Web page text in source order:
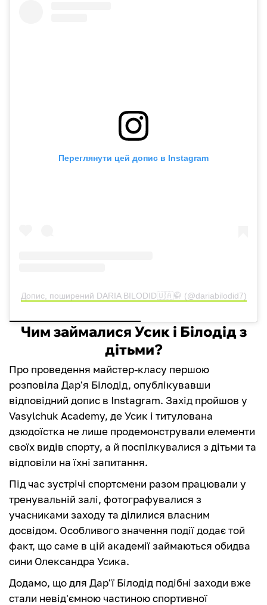
Переглянути цей допис в Instagram
Допис, поширений DARIA BILODID🇺🇦🥋 (@dariabilodid7)
Чим займалися Усик і Білодід з
дітьми?
Про проведення майстер-класу першою
розповіла Дар'я Білодід, опублікувавши
відповідний допис в Instagram. Захід пройшов у
Vasylchuk Academy, де Усик і титулована
дзюдоїстка не лише продемонстрували елементи
своїх видів спорту, а й поспілкувалися з дітьми та
відповіли на їхні запитання.
Під час зустрічі спортсмени разом працювали у
тренувальній залі, фотографувалися з
учасниками заходу та ділилися власним
досвідом. Особливого значення події додає той
факт, що саме в цій академії займаються обидва
сини Олександра Усика.
Додамо, що для Дар'ї Білодід подібні заходи вже
стали невід'ємною частиною спортивної